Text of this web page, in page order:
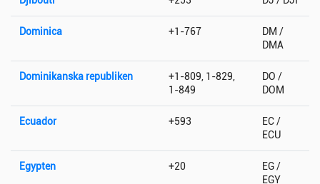
Dominica +1-767
DM /
DMA
Dominikanska republiken
+1-809, 1-829,
1-849
DO /
DOM
Ecuador +593
EC /
ECU
Egypten +20
EG /
EGY